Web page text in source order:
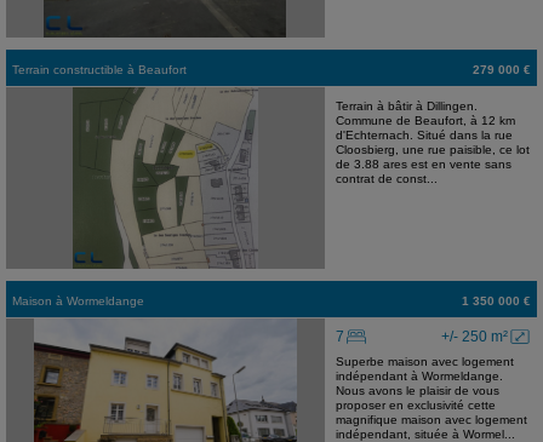
Terrain constructible à Beaufort 279 000 €
Terrain à bâtir à Dillingen.
Commune de Beaufort, à 12 km
d'Echternach. Situé dans la rue
Cloosbierg, une rue paisible, ce lot
de 3.88 ares est en vente sans
contrat de const...
Maison à Wormeldange 1 350 000 €
+/- 250 m²
7
Superbe maison avec logement
indépendant à Wormeldange.
Nous avons le plaisir de vous
proposer en exclusivité cette
magnifique maison avec logement
indépendant, située à Wormel...